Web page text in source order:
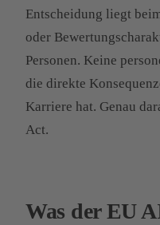
Entscheidung liegt
oder
Personen. Keine
die direkte
Karriere hat. Genau
Act.
Was der EU